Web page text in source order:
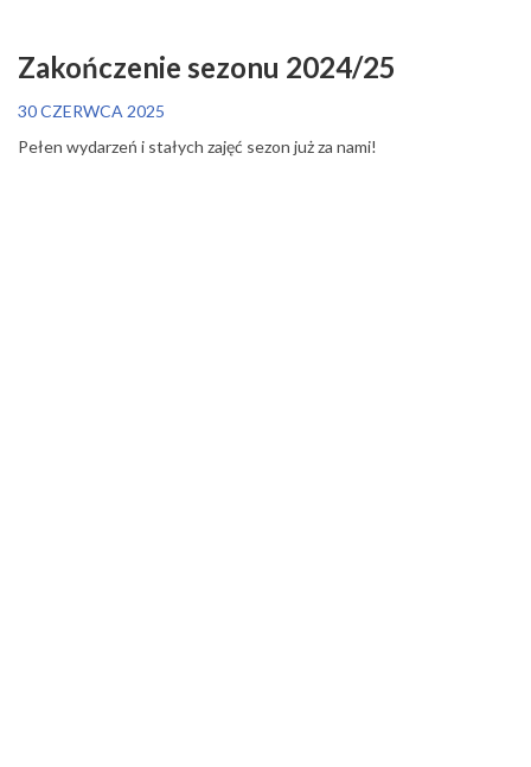
Zakończenie sezonu 2024/25
30 CZERWCA 2025
Pełen wydarzeń i stałych zajęć sezon już za nami!